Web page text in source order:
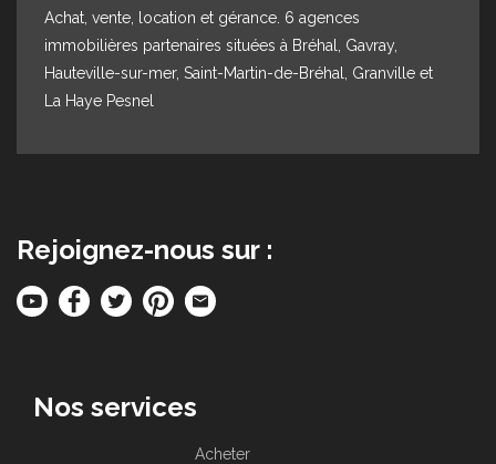
Achat, vente, location et gérance. 6 agences
immobilières partenaires situées à Bréhal, Gavray,
Hauteville-sur-mer, Saint-Martin-de-Bréhal, Granville et
La Haye Pesnel
Rejoignez-nous sur :
Nos services
Acheter